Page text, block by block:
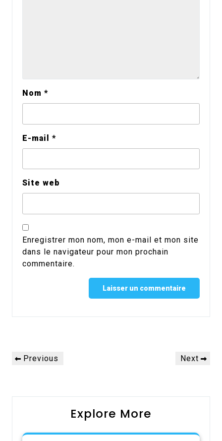
Nom *
E-mail *
Site web
Enregistrer mon nom, mon e-mail et mon site
dans le navigateur pour mon prochain
commentaire.
Navigation
dePrevious
Previous
Next
Next
Explore More